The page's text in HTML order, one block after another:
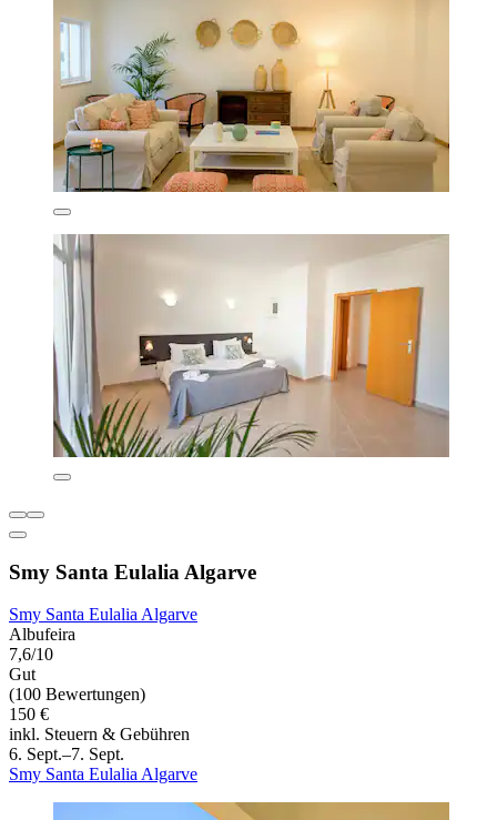
Smy Santa Eulalia Algarve
Smy Santa Eulalia Algarve
Albufeira
7,6/10
Gut
(100 Bewertungen)
150 €
inkl. Steuern & Gebühren
6. Sept.–7. Sept.
Smy Santa Eulalia Algarve